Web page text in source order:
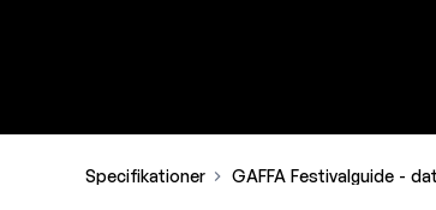
Specifikationer GAFFA Festivalguide -